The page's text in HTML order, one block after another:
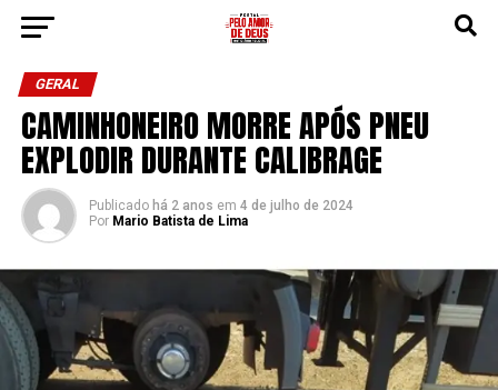
GERAL
CAMINHONEIRO MORRE APÓS PNEU
EXPLODIR DURANTE CALIBRAGE
Publicado há 2 anos em 4 de julho de 2024
Por Mario Batista de Lima